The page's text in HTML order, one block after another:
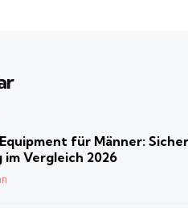
für Männer:
im Vergleich 2026